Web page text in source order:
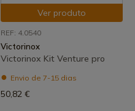
Ver produto
REF: 4.0540
Victorinox
Victorinox Kit Venture pro
Envio de 7-15 dias
50,82 €